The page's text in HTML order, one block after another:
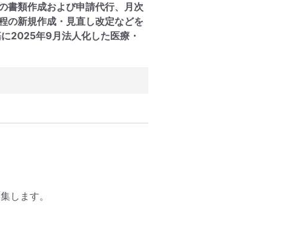
書類作成および申請代行、月次
の新規作成・見直し改定などを
2025年9月法人化した医療・
します。